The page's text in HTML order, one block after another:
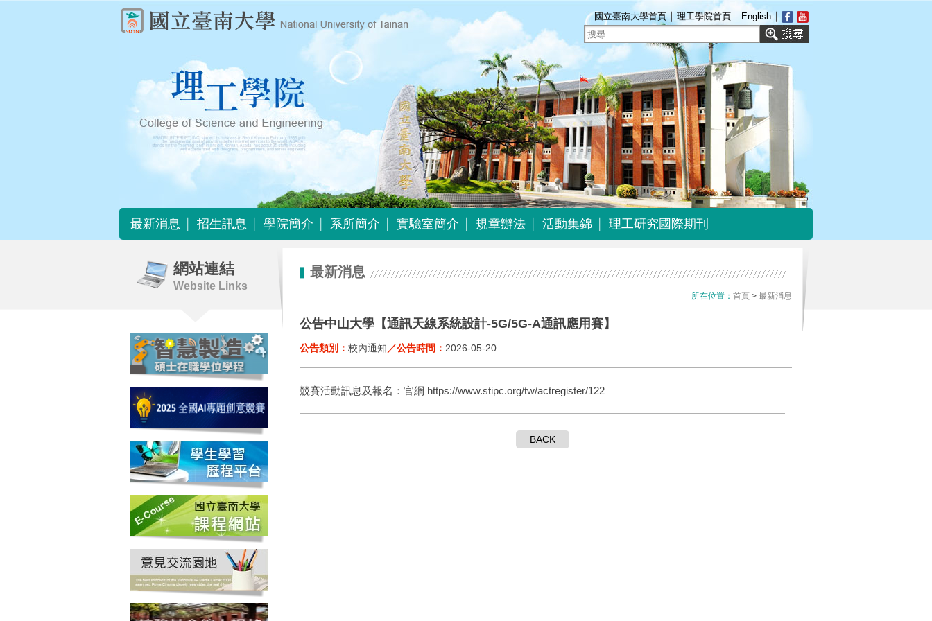
｜ 國立臺南大學首頁｜ 理工學院首頁 ｜ English｜
最新消息
招生訊息
學院簡介
系所簡介
實驗室簡介
規章辦法
活動集錦
理工研究國際期刊
網站連結
Website Links
最新消息
所在位置： 首頁 > 最新消息
公告中山大學【通訊天線系統設計-5G/5G-A通訊應用賽】
公告類別： 校內通知／公告時間： 2026-05-20
競賽活動訊息及報名：官網 https://www.stipc.org/tw/actregister/122
BACK